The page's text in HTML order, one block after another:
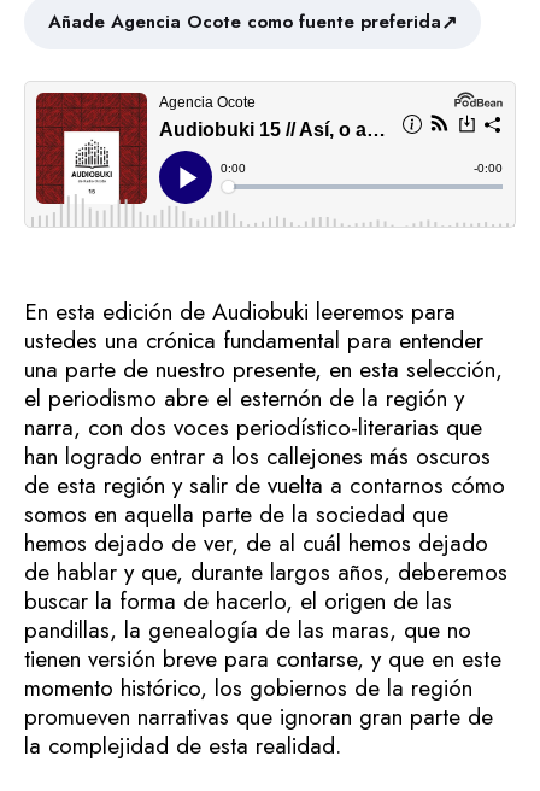
Añade Agencia Ocote como fuente preferida↗
En esta edición de Audiobuki leeremos para
ustedes una crónica fundamental para entender
una parte de nuestro presente, en esta selección,
el periodismo abre el esternón de la región y
narra, con dos voces periodístico-literarias que
han logrado entrar a los callejones más oscuros
de esta región y salir de vuelta a contarnos cómo
somos en aquella parte de la sociedad que
hemos dejado de ver, de al cuál hemos dejado
de hablar y que, durante largos años, deberemos
buscar la forma de hacerlo, el origen de las
pandillas, la genealogía de las maras, que no
tienen versión breve para contarse, y que en este
momento histórico, los gobiernos de la región
promueven narrativas que ignoran gran parte de
la complejidad de esta realidad.